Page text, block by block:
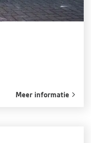
Meer informatie